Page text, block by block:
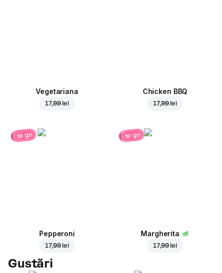
Vegetariana
17,99 lei
Chicken BBQ
17,99 lei
to go
Pepperoni
17,99 lei
to go
Margherita
17,99 lei
Gustări